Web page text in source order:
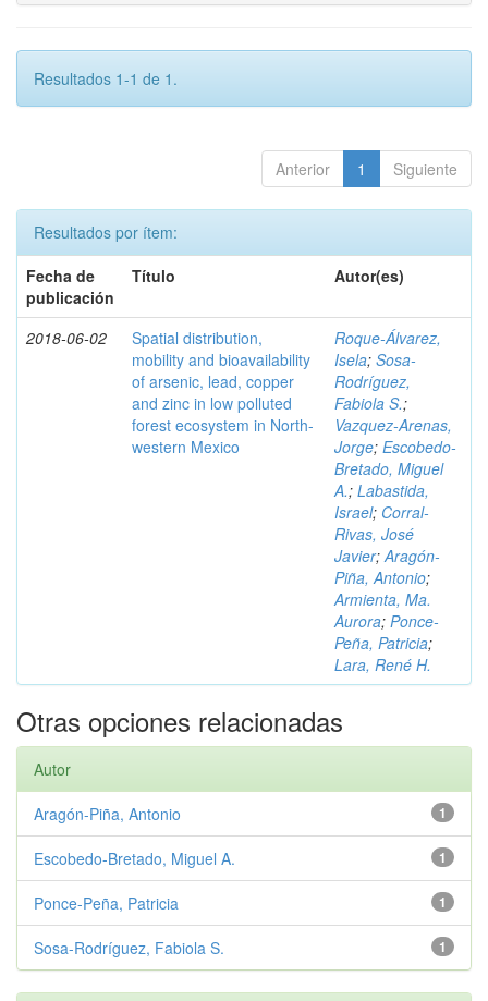
Resultados 1-1 de 1.
Anterior 1 Siguiente
Resultados por ítem:
Fecha de
publicación
Título Autor(es)
2018-06-02
Spatial distribution,
mobility and bioavailability
of arsenic, lead, copper
and zinc in low polluted
forest ecosystem in North-
western Mexico
Roque-Álvarez,
Isela; Sosa-
Rodríguez,
Fabiola S.;
Vazquez-Arenas,
Jorge; Escobedo-
Bretado, Miguel
A.; Labastida,
Israel; Corral-
Rivas, José
Javier;Aragón-
Piña, Antonio;
Armienta, Ma.
Aurora; Ponce-
Peña, Patricia;
Lara, René H.
Otras opciones relacionadas
Autor
1
Aragón-Piña, Antonio
1
Escobedo-Bretado, Miguel A.
1
Ponce-Peña, Patricia
1
Sosa-Rodríguez, Fabiola S.